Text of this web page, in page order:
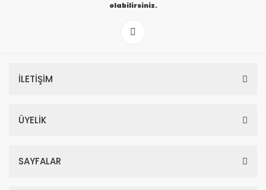
olabilirsiniz.
İLETİŞİM
ÜYELİK
SAYFALAR